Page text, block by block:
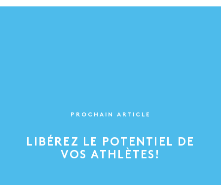
PROCHAIN ARTICLE
LIBÉREZ LE POTENTIEL DE
VOS ATHLÈTES!